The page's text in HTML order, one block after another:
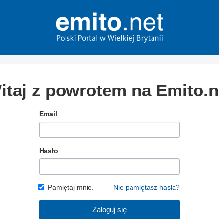
z powrotem na
Email
Hasło
Pamiętaj mnie. Nie pamiętasz hasła?
Zaloguj się